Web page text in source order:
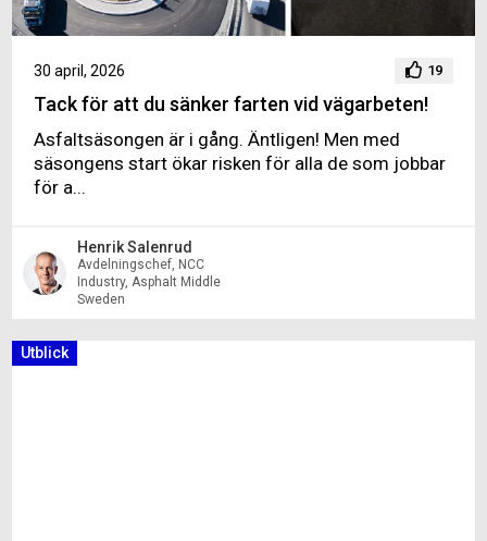
30 april, 2026 19
Tack för att du sänker farten vid vägarbeten!
Asfaltsäsongen är i gång. Äntligen! Men med
säsongens start ökar risken för alla de som jobbar
för a...
Henrik Salenrud
Avdelningschef, NCC
Industry, Asphalt Middle
Sweden
Utblick